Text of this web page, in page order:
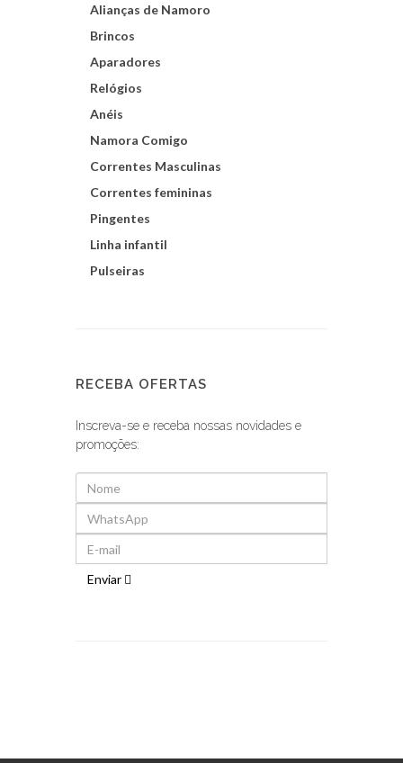
Alianças de Namoro
Brincos
Aparadores
Relógios
Anéis
Namora Comigo
Correntes Masculinas
Correntes femininas
Pingentes
Linha infantil
Pulseiras
RECEBA OFERTAS
Inscreva-se e receba nossas novidades e
promoções:
Enviar